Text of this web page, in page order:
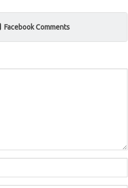
Facebook Comments